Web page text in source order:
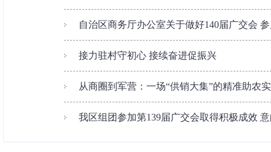
自治区商务厅办公室关于做好140届广交会
接力驻村守初心 接续奋进促振兴
从商圈到军营：一场“供销大集”的精准助农
我区组团参加第139届广交会取得积极成效